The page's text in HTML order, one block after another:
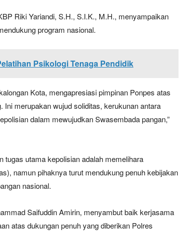
Riki Yariandi, S.H., S.I.K., M.H., menyampaikan
program nasional.
Psikologi Tenaga Pendidik
Kota, mengapresiasi pimpinan Ponpes atas
Ini merupakan wujud soliditas, kerukunan antara
dalam mewujudkan Swasembada pangan,”
tugas utama kepolisian adalah memelihara
namun pihaknya turut mendukung penuh kebijakan
nasional.
Saifuddin Amirin, menyambut baik kerjasama
atas dukungan penuh yang diberikan Polres